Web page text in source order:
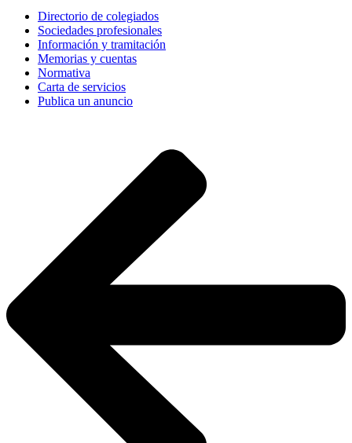
Directorio de colegiados
Sociedades profesionales
Información y tramitación
Memorias y cuentas
Normativa
Carta de servicios
Publica un anuncio